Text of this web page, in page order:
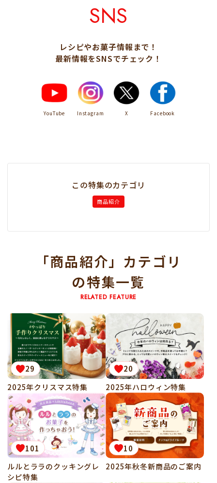
SNS
レシピやお菓子情報まで！
最新情報をSNSでチェック！
YouTube Instagram X Facebook
この特集のカテゴリ
商品紹介
「商品紹介」カテゴリ
の特集一覧
RELATED FEATURE
29
2025年クリスマス特集
20
2025年ハロウィン特集
101
ルルとララのクッキングレ
シピ特集
10
2025年秋冬新商品のご案内